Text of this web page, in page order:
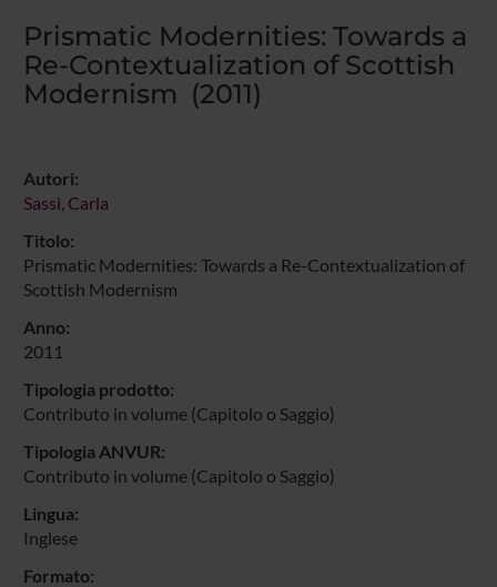
Prismatic Modernities: Towards a
Re-Contextualization of Scottish
Modernism (2011)
Autori:
Sassi, Carla
Titolo:
Prismatic Modernities: Towards a Re-Contextualization of
Scottish Modernism
Anno:
2011
Tipologia prodotto:
Contributo in volume (Capitolo o Saggio)
Tipologia ANVUR:
Contributo in volume (Capitolo o Saggio)
Lingua:
Inglese
Formato: